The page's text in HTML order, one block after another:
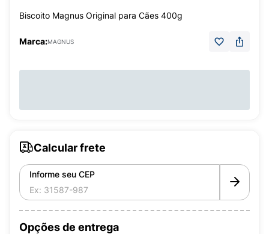
Biscoito Magnus Original para Cães 400g
Marca:MAGNUS
Calcular frete
Informe seu CEP
Opções de entrega